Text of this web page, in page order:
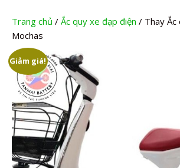
Trang chủ / Ắc quy xe đạp điện / Thay Ắc
Mochas
Giảm giá!